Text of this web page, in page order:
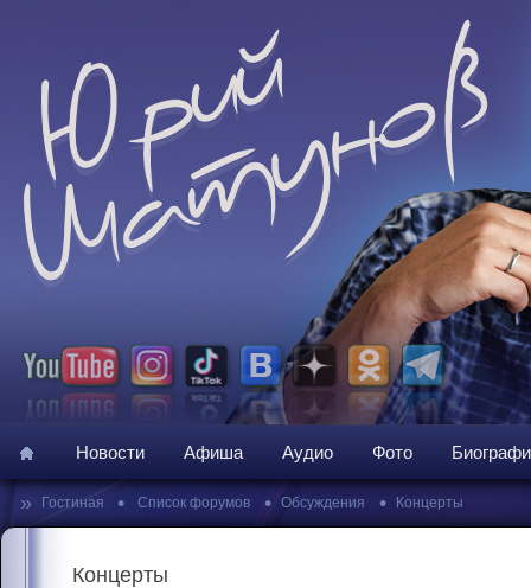
Новости Афиша Аудио Фото
» Гостиная • Список форумов • Обсуждения • Концерты
Концерты